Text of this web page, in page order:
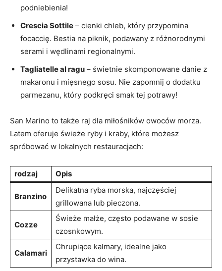
podniebienia!
Crescia Sottile – ‌cienki chleb, który ‍przypomina
focaccię.⁣ Bestia na piknik, podawany z ‍różnorodnymi
serami⁤ i wędlinami regionalnymi.
Tagliatelle al ⁤ragu – świetnie skomponowane danie z
makaronu i mięsnego sosu. Nie zapomnij o⁣ dodatku
parmezanu, który ‌podkręci ​smak tej potrawy!
San Marino to także raj dla⁣ miłośników owoców ​morza.
Latem ⁣oferuje świeże ryby i kraby, które możesz
spróbować w lokalnych restauracjach:
rodzaj Opis
Branzino
Delikatna ryba morska, najczęściej
grillowana lub pieczona.
Cozze
Świeże małże, często podawane w sosie
czosnkowym.
Calamari
Chrupiące kalmary, ⁢idealne ⁣jako
przystawka ⁢do wina.